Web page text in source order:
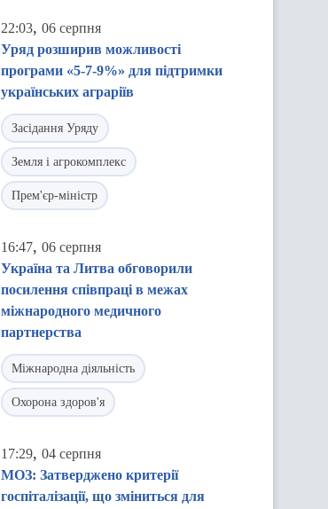
22:03, 06 серпня
Уряд розширив можливості
програми «5-7-9%» для підтримки
українських аграріїв
Засідання Уряду
Земля і агрокомплекс
Прем'єр-міністр
16:47, 06 серпня
Україна та Литва обговорили
посилення співпраці в межах
міжнародного медичного
партнерства
Міжнародна діяльність
Охорона здоров'я
17:29, 04 серпня
МОЗ: Затверджено критерії
госпіталізації, що зміниться для